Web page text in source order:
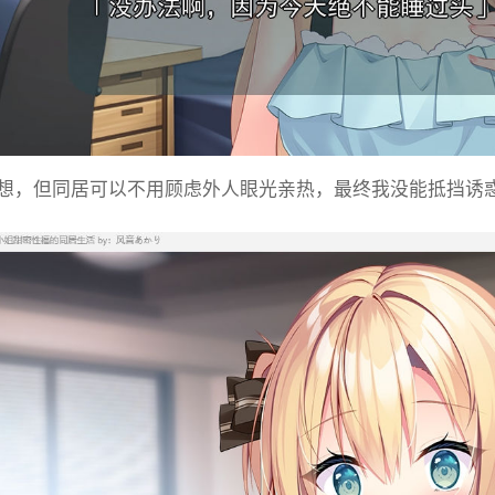
，但同居可以不用顾虑外人眼光亲热，最终我没能抵挡诱